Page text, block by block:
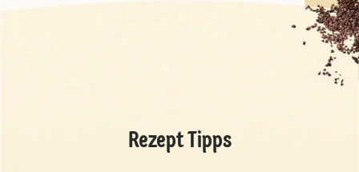
Rezept Tipps